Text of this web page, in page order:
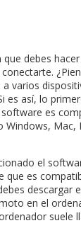
debes
varios
es así, lo
es
Windows, Mac,
el
que es
descargar
en el
suele